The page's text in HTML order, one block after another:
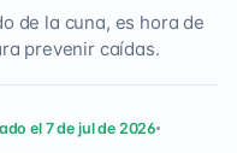
de la cuna, es hora de
prevenir caídas.
el 7 de jul de 2026